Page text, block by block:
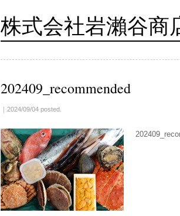
株式会社岩瀨谷商
202409_recommended
｜2024/09/04 posted.